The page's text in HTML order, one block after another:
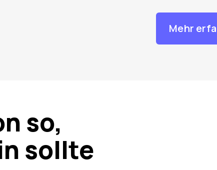
Mehr
so,
sollte